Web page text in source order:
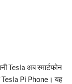
Tesla अब स्मार्टफोन
Tesla Pi Phone। यह